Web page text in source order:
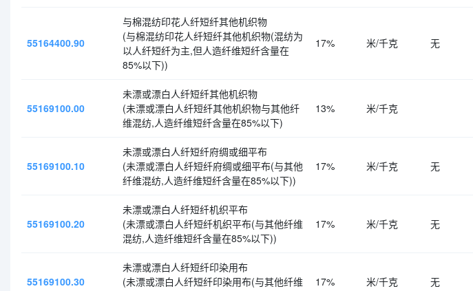
55164400.90
与棉混纺印花人纤短纤其他机织物
(与棉混纺印花人纤短纤其他机织物(混纺为
以人纤短纤为主,但人造纤维短纤含量在
85%以下))
17% 米/千克 无
55169100.00
未漂或漂白人纤短纤其他机织物
(未漂或漂白人纤短纤其他机织物与其他纤
维混纺,人造纤维短纤含量在85%以下)
13% 米/千克
55169100.10
未漂或漂白人纤短纤府绸或细平布
(未漂或漂白人纤短纤府绸或细平布(与其他
纤维混纺,人造纤维短纤含量在85%以下))
17% 米/千克 无
55169100.20
未漂或漂白人纤短纤机织平布
(未漂或漂白人纤短纤机织平布(与其他纤维
混纺,人造纤维短纤含量在85%以下))
17% 米/千克 无
55169100.30
未漂或漂白人纤短纤印染用布
(未漂或漂白人纤短纤印染用布(与其他纤维
17% 米/千克 无